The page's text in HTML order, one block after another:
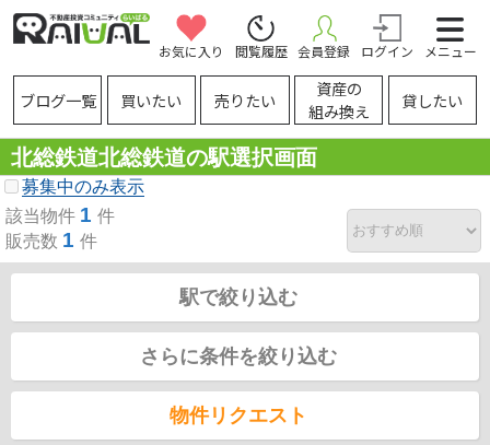
お気に入り 閲覧履歴 会員登録 ログイン メニュー
ブログ一覧 買いたい 売りたい
資産の
組み換え
貸したい
北総鉄道北総鉄道の駅選択画面
募集中のみ表示
該当物件 1 件
販売数 1 件
駅で絞り込む
さらに条件を絞り込む
物件リクエスト